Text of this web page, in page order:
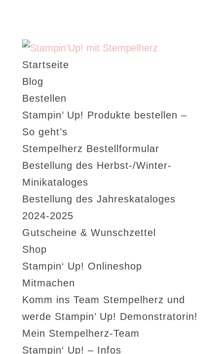
Startseite
Blog
Bestellen
Stampin’ Up! Produkte bestellen –
So geht’s
Stempelherz Bestellformular
Bestellung des Herbst-/Winter-
Minikataloges
Bestellung des Jahreskataloges
2024-2025
Gutscheine & Wunschzettel
Shop
Stampin‘ Up! Onlineshop
Mitmachen
Komm ins Team Stempelherz und
werde Stampin’ Up! Demonstratorin!
Mein Stempelherz-Team
Stampin‘ Up! – Infos